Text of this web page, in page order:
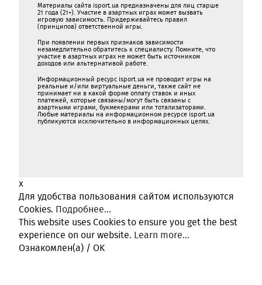
Материалы сайта isport.ua предназначены для лиц старше
21 года (21+). Участие в азартных играх может вызвать
игровую зависимость. Придерживайтесь правил
(принципов) ответственной игры.
При появлении первых признаков зависимости
незамедлительно обратитесь к специалисту. Помните, что
участие в азартных играх не может быть источником
доходов или альтернативой работе.
Информационный ресурс isport.ua не проводит игры на
реальные и/или виртуальные деньги, также сайт не
принимает ни в какой форме oплaту ставок и иных
платежей, которые связаны/могут быть связаны c
азартными игрaми, букмекерами или тотализаторами.
Любые материалы на информационном ресурсе isport.ua
публикуютcя исключительно в информационных целях.
x
Для удобства пользования сайтом используются
Cookies. Подробнее...
This website uses Cookies to ensure you get the best
experience on our website. Learn more...
Ознакомлен(а) / OK